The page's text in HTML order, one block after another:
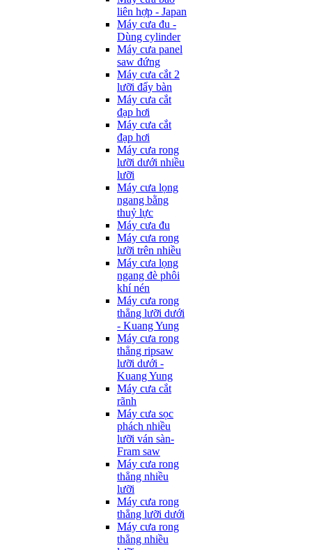
liên hợp - Japan
Máy cưa đu -
Dùng cylinder
Máy cưa panel
saw đứng
Máy cưa cắt 2
lưỡi đẩy bàn
Máy cưa cắt
đạp hơi
Máy cưa cắt
đạp hơi
Máy cưa rong
lưỡi dưới nhiều
lưỡi
Máy cưa lọng
ngang bằng
thuỷ lực
Máy cưa đu
Máy cưa rong
lưỡi trên nhiều
Máy cưa lọng
ngang đè phôi
khí nén
Máy cưa rong
thẳng lưỡi dưới
- Kuang Yung
Máy cưa rong
thẳng ripsaw
lưỡi dưới -
Kuang Yung
Máy cưa cắt
rãnh
Máy cưa sọc
phách nhiều
lưỡi ván sàn-
Fram saw
Máy cưa rong
thẳng nhiều
lưỡi
Máy cưa rong
thẳng lưỡi dưới
Máy cưa rong
thẳng nhiều